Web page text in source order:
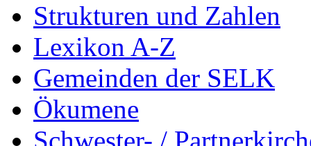
Strukturen und Zahlen
Lexikon A-Z
Gemeinden der SELK
Ökumene